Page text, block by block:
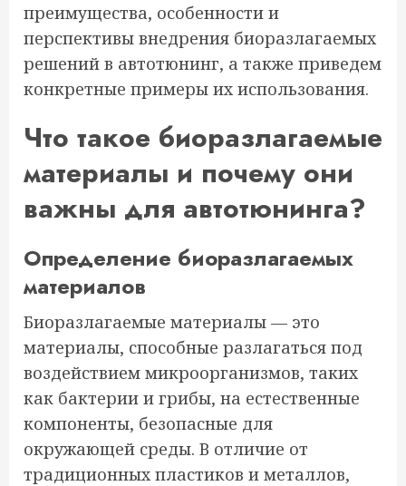
преимущества, особенности и
перспективы внедрения биоразлагаемых
решений в автотюнинг, а также приведем
конкретные примеры их использования.
Что такое биоразлагаемые
материалы и почему они
важны для автотюнинга?
Определение биоразлагаемых
материалов
Биоразлагаемые материалы — это
материалы, способные разлагаться под
воздействием микроорганизмов, таких
как бактерии и грибы, на естественные
компоненты, безопасные для
окружающей среды. В отличие от
традиционных пластиков и металлов,